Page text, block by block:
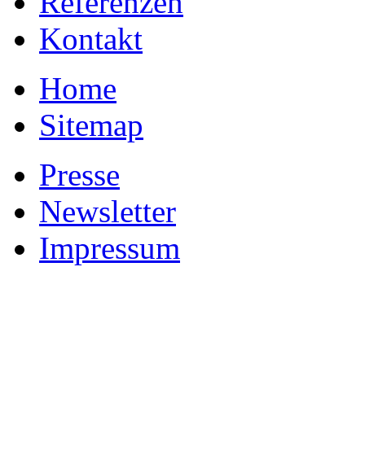
Kontakt
Home
Sitemap
Presse
Newsletter
Impressum